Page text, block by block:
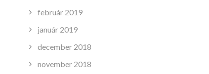
február 2019
január 2019
december 2018
november 2018